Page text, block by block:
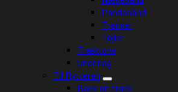
Pandebånd
Trenser
Tøjler
Træktove
Underlag
Til Rytteren
Back on track